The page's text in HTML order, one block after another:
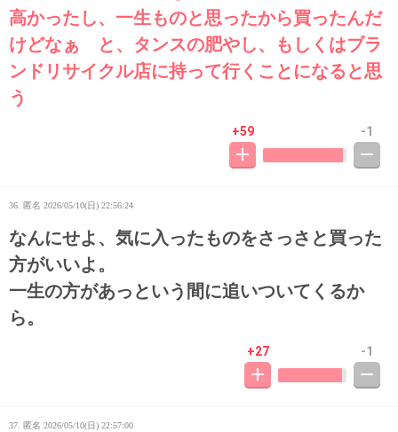
高かったし、一生ものと思ったから買ったんだ
けどなぁ と、タンスの肥やし、もしくはブラ
ンドリサイクル店に持って行くことになると思
う
+59 -1
36. 匿名 2026/05/10(日) 22:56:24
なんにせよ、気に入ったものをさっさと買った
方がいいよ。
一生の方があっという間に追いついてくるか
ら。
+27 -1
37. 匿名 2026/05/10(日) 22:57:00